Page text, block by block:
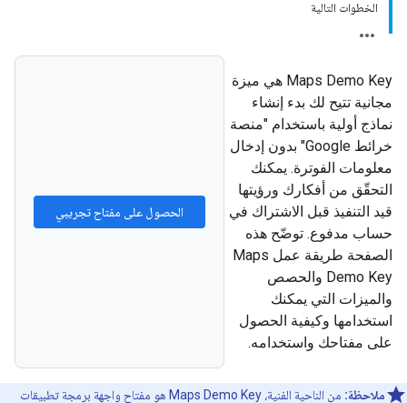
الخطوات التالية
‫Maps Demo Key هي ميزة
مجانية تتيح لك بدء إنشاء
نماذج أولية باستخدام "منصة
خرائط Google" بدون إدخال
معلومات الفوترة. يمكنك
التحقّق من أفكارك ورؤيتها
قيد التنفيذ قبل الاشتراك في
حساب مدفوع. توضّح هذه
الصفحة طريقة عمل Maps
Demo Key والحصص
والميزات التي يمكنك
استخدامها وكيفية الحصول
على مفتاحك واستخدامه.
الحصول على مفتاح تجريبي
ملاحظة:
من الناحية الفنية، Maps Demo Key هو مفتاح واجهة برمجة تطبيقات